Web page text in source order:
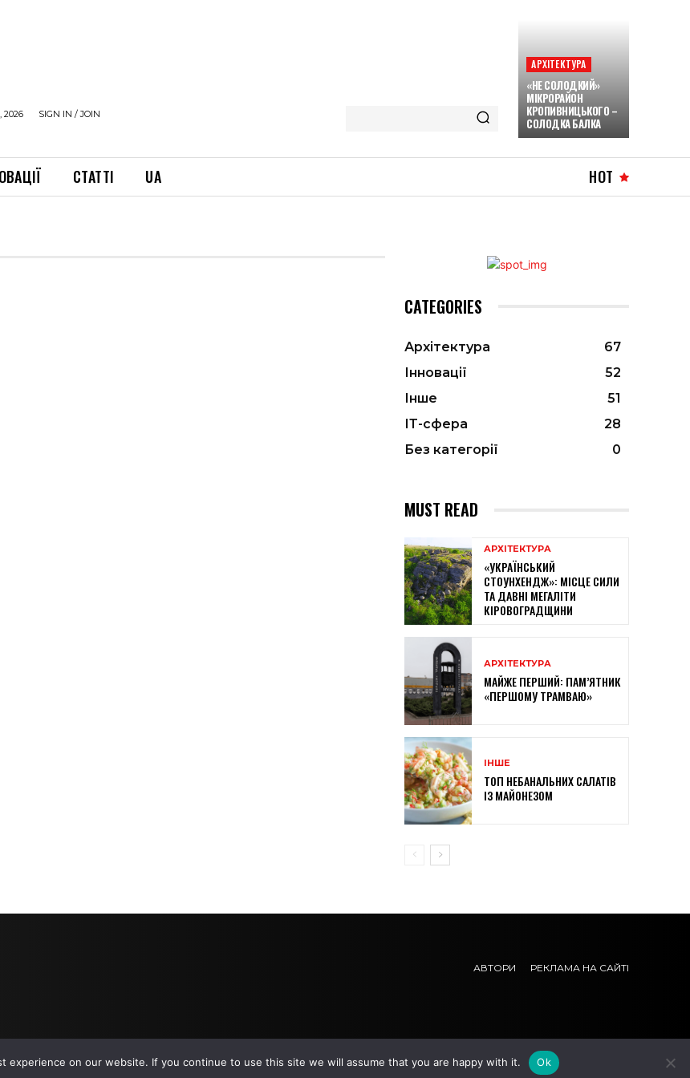
SIGN IN / JOIN
АРХІТЕКТУРА
«НЕ СОЛОДКИЙ»
МІКРОРАЙОН
КРОПИВНИЦЬКОГО –
СОЛОДКА БАЛКА
СТАТТІ UA HOT
CATEGORIES
Архітектура
67
Інновації
52
Інше
51
ІТ-сфера
28
Без категорії
0
MUST READ
АРХІТЕКТУРА
«УКРАЇНСЬКИЙ
СТОУНХЕНДЖ»: МІСЦЕ СИЛИ
ТА ДАВНІ МЕГАЛІТИ
КІРОВОГРАДЩИНИ
АРХІТЕКТУРА
МАЙЖЕ ПЕРШИЙ: ПАМ’ЯТНИК
«ПЕРШОМУ ТРАМВАЮ»
ІНШЕ
ТОП НЕБАНАЛЬНИХ САЛАТІВ
ІЗ МАЙОНЕЗОМ
АВТОРИ РЕКЛАМА НА САЙТІ
experience on our website. If you continue to use this site we will assume that you are happy with it. Ok